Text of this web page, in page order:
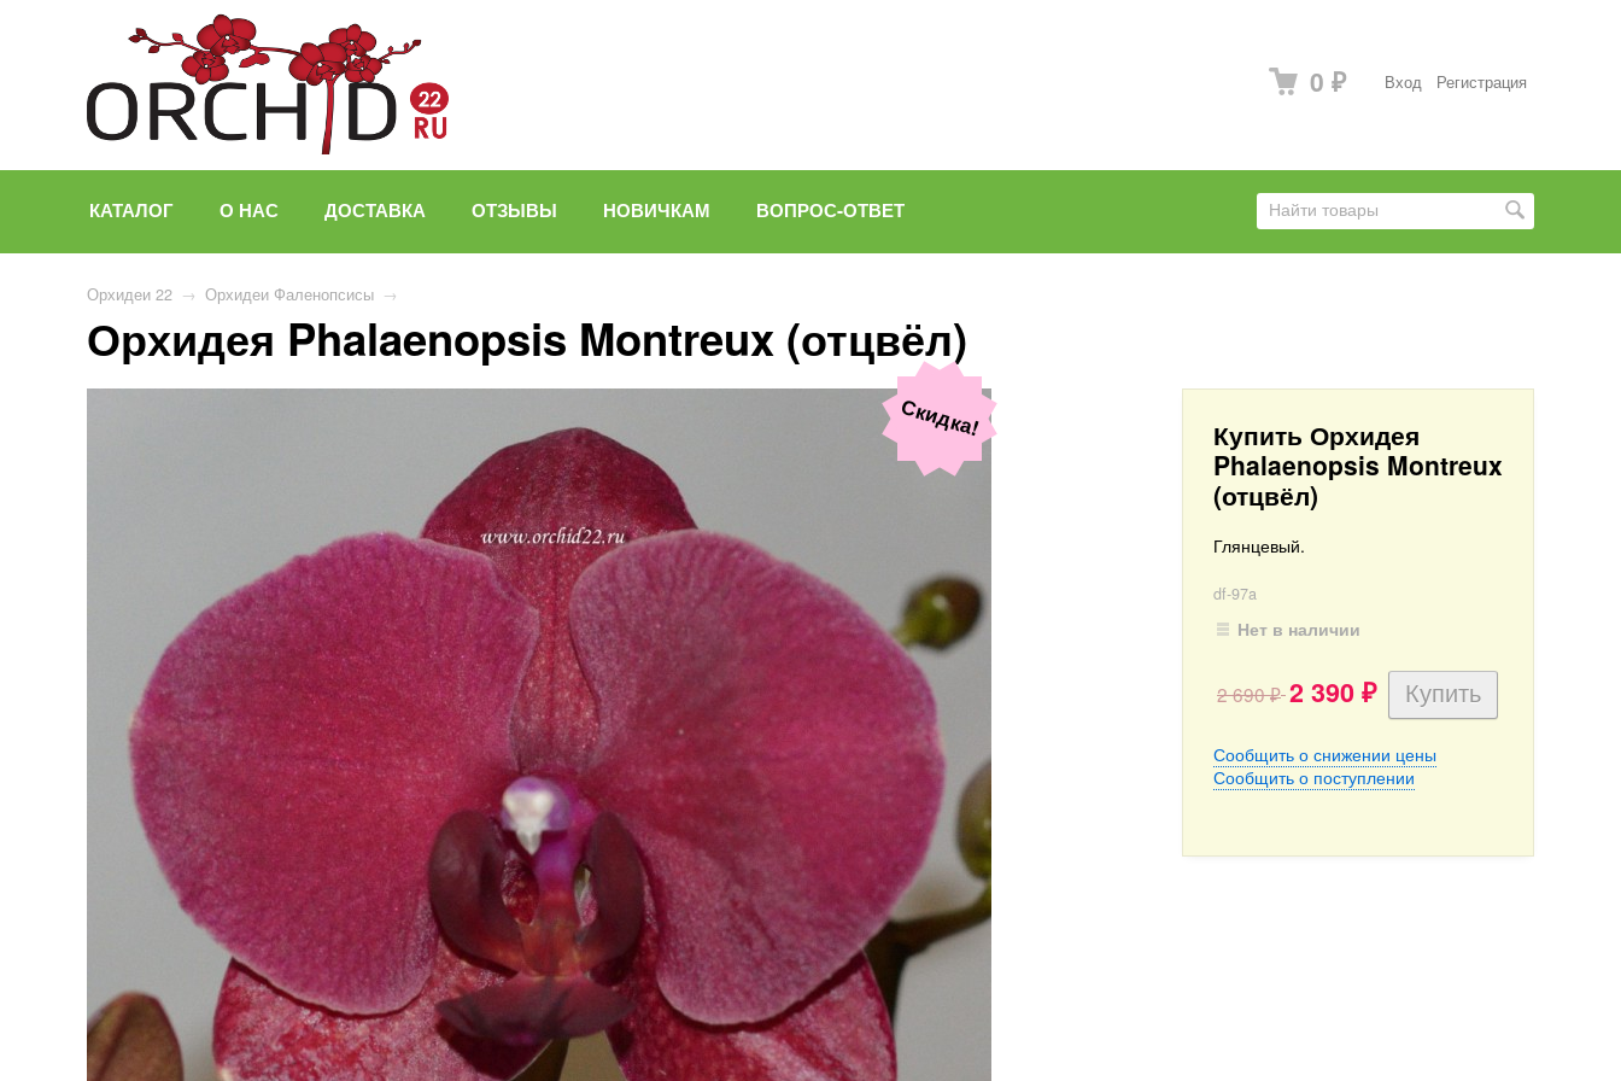
Вход Регистрация
0 ₽
КАТАЛОГ О НАС ДОСТАВКА ОТЗЫВЫ НОВИЧКАМ ВОПРОС-ОТВЕТ
Орхидеи 22 → Орхидеи Фаленопсисы →
Орхидея Phalaenopsis Montreux (отцвёл)
Купить Орхидея
Phalaenopsis Montreux
(отцвёл)
Глянцевый.
df-97a
Нет в наличии
2 690₽ 2 390 ₽
Сообщить о снижении цены
Сообщить о поступлении
Скидка!